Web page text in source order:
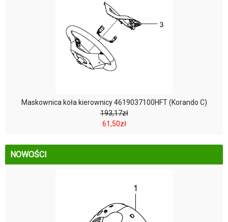
Maskownica koła kierownicy 4619037100HFT (Korando C)
193,17zł
61,50zł
NOWOŚCI